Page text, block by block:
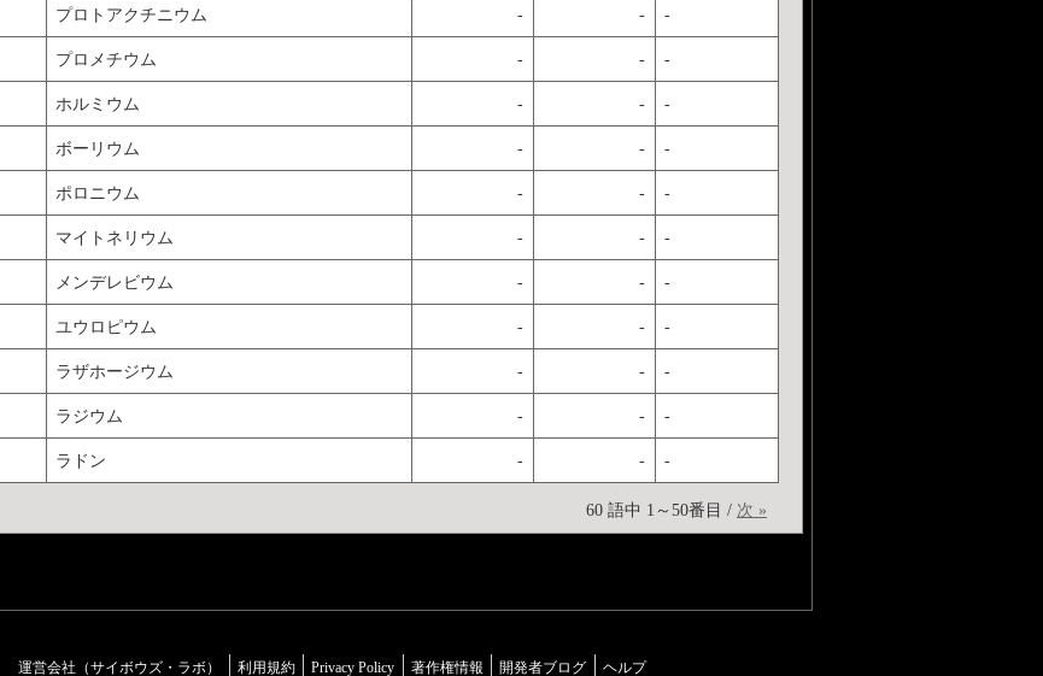
プロトアクチニウム - - -
プロメチウム - - -
ホルミウム - - -
ボーリウム - - -
ポロニウム - - -
マイトネリウム - - -
メンデレビウム - - -
ユウロピウム - - -
ラザホージウム - - -
ラジウム - - -
ラドン - - -
60 語中 1～50番目 / 次 »
運営会社（サイボウズ・ラボ） 利用規約 Privacy Policy 著作権情報 開発者ブログ ヘルプ